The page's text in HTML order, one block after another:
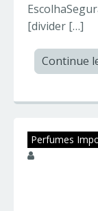
[divider […]
Continue
Perfumes